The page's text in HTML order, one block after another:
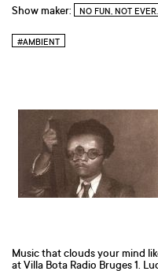
Show maker: NO FUN, NOT EVER.
#AMBIENT
Music that clouds your mind
at Villa Bota Radio Bruges 1.